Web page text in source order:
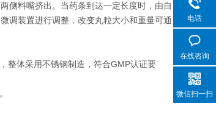
侧料嘴挤出。当药条到达一定长度时，由自
调装置进行调整，改变丸粒大小和重量可通
整体采用不锈钢制造，符合GMP认证要
电话
在线咨询
微信扫一扫